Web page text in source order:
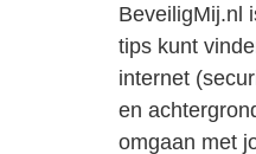
BeveiligMij.nl
tips kunt
internet
en
omgaan met